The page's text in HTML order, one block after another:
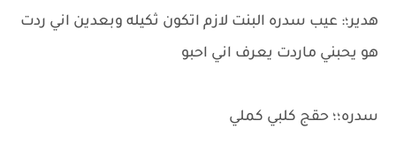
هدير؛: عيب سدره البنت لازم اتكون ثكيله وبعدين اني ردت
هو يحبني ماردت يعرف اني احبو
سدره؛؛ حقج كلبي كملي